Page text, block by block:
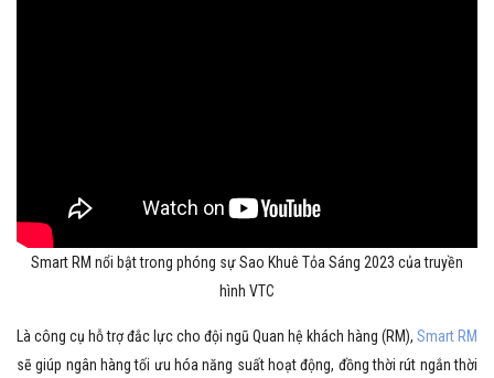
Smart RM nổi bật trong phóng sự Sao Khuê Tỏa Sáng 2023 của truyền
hình VTC
Là công cụ hỗ trợ đắc lực cho đội ngũ Quan hệ khách hàng (RM), Smart RM
sẽ giúp ngân hàng tối ưu hóa năng suất hoạt động, đồng thời rút ngắn thời